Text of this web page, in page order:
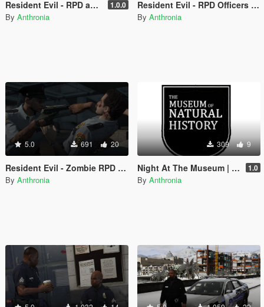
Resident Evil - RPD and ACSD Cruisers 1.0.0
By Anthronia
Resident Evil - RPD Officers | EUP Edition
By Anthronia
5.0 691 20
Resident Evil - Zombie RPD Officers
By Anthronia
309 9
Night At The Museum | Security Pack 1.0
By Anthronia